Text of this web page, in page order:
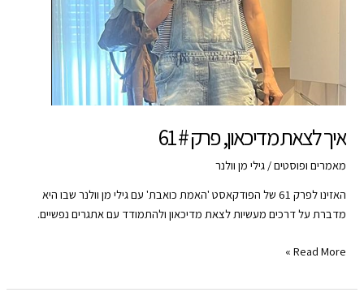
איך לצאת מדיכאון, פרק # 61
מאמרים ופוסטים/גילי מן וולנר
האזינו לפרק 61 של הפודקאסט 'האמת כואבת' עם גילי מן וולנר שבו היא
מדברת על דרכים מעשיות לצאת מדיכאון ולהתמודד עם אתגרים נפשיים.
איך
מדיכאון,
Read More »